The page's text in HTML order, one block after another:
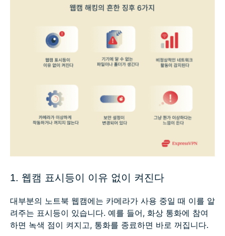
1. 웹캠 표시등이 이유 없이 켜진다
대부분의 노트북 웹캠에는 카메라가 사용 중일 때 이를 알
려주는 표시등이 있습니다. 예를 들어, 화상 통화에 참여
하면 녹색 점이 켜지고, 통화를 종료하면 바로 꺼집니다.